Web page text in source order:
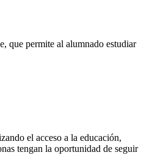
que permite al alumnado estudiar
el acceso a la educación,
tengan la oportunidad de seguir